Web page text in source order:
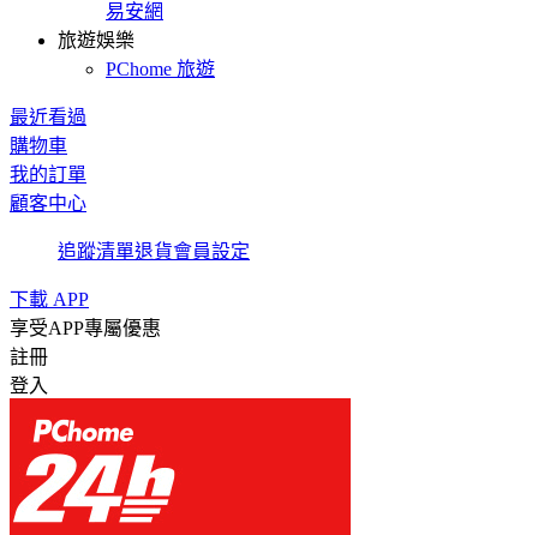
易安網
旅遊娛樂
PChome 旅遊
最近看過
購物車
我的訂單
顧客中心
追蹤清單退貨會員設定
下載 APP
享受APP專屬優惠
註冊
登入